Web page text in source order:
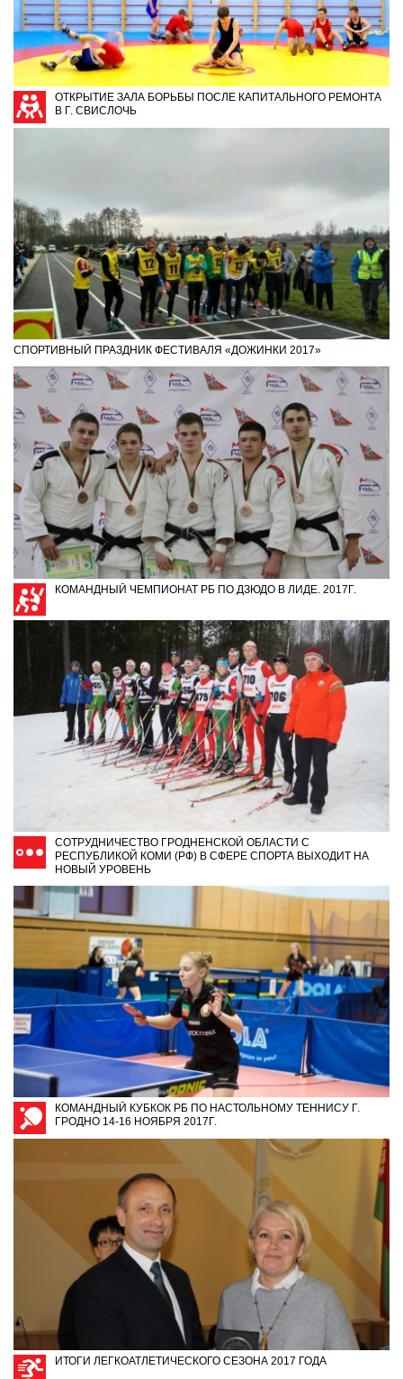
ОТКРЫТИЕ ЗАЛА БОРЬБЫ ПОСЛЕ КАПИТАЛЬНОГО РЕМОНТА
В Г. СВИСЛОЧЬ
СПОРТИВНЫЙ ПРАЗДНИК ФЕСТИВАЛЯ «ДОЖИНКИ 2017»
КОМАНДНЫЙ ЧЕМПИОНАТ РБ ПО ДЗЮДО В ЛИДЕ. 2017Г.
СОТРУДНИЧЕСТВО ГРОДНЕНСКОЙ ОБЛАСТИ С
РЕСПУБЛИКОЙ КОМИ (РФ) В СФЕРЕ СПОРТА ВЫХОДИТ НА
НОВЫЙ УРОВЕНЬ
КОМАНДНЫЙ КУБКОК РБ ПО НАСТОЛЬНОМУ ТЕННИСУ Г.
ГРОДНО 14-16 НОЯБРЯ 2017Г.
ИТОГИ ЛЕГКОАТЛЕТИЧЕСКОГО СЕЗОНА 2017 ГОДА